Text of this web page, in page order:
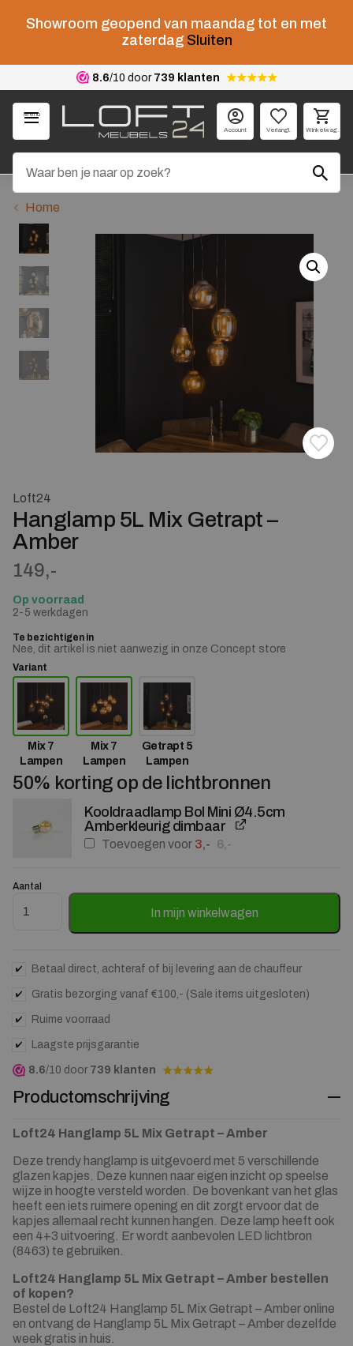
Showroom geopend van maandag tot en met
zaterdag Sluiten
8.6/10 door 739 klanten
Menu
Account Verlangl. Winkelwag.
Home
Loft24
Hanglamp 5L Mix Getrapt –
Amber
149,-
Op voorraad
2-5 werkdagen
Te bezichtigen in
Nee, dit artikel is niet aanwezig in onze Concept store
Variant
Mix 7
Lampen
Mix 7
Lampen
Getrapt 5
Lampen
50% korting op de lichtbronnen
Kooldraadlamp Bol Mini Ø4.5cm
Amberkleurig dimbaar
Toevoegen voor 6,-
Oorspronkelijke prijs was:
3,-
Huidige prijs is: 3,-.
Aantal
Hanglamp 5L Mix Getrapt - Amber aantal
In mijn winkelwagen
Betaal direct, achteraf of bij levering aan de chauffeur
Gratis bezorging vanaf €100,- (Sale items uitgesloten)
Ruime voorraad
Laagste prijsgarantie
8.6/10 door 739 klanten
Productomschrijving
Loft24 Hanglamp 5L Mix Getrapt – Amber
Deze trendy hanglamp is uitgevoerd met 5 verschillende
glazen kapjes. Deze kunnen naar eigen inzicht op speelse
wijze in hoogte versteld worden. De bovenkant van het glas
heeft een iets ruimere opening en dit zorgt ervoor dat de
kapjes allemaal recht kunnen hangen. Deze lamp heeft ook
een 4+3 uitvoering. Er wordt aanbevolen LED lichtbron
(8463) te gebruiken.
Loft24 Hanglamp 5L Mix Getrapt – Amber bestellen
of kopen?
Bestel de Loft24 Hanglamp 5L Mix Getrapt – Amber online
en ontvang de Hanglamp 5L Mix Getrapt – Amber dezelfde
week gratis in huis.